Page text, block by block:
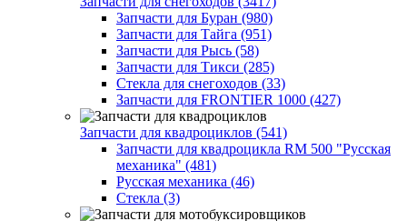
Запчасти для Буран (980)
Запчасти для Тайга (951)
Запчасти для Рысь (58)
Запчасти для Тикси (285)
Стекла для снегоходов (33)
Запчасти для FRONTIER 1000 (427)
Запчасти для квадроциклов (541)
Запчасти для квадроцикла RM 500 "Русская
механика" (481)
Русская механика (46)
Стекла (3)